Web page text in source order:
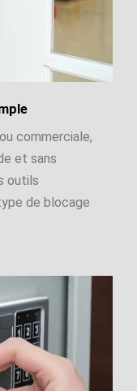
commerciale,
et sans
outils
de blocage